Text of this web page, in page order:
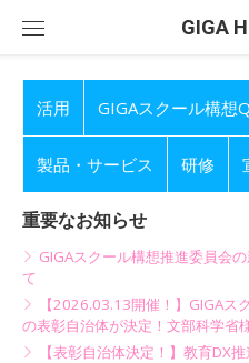
GIGA
活用 GIGAスクール構想
製品・サービス 研修
重要なお知らせ
GIGAスクール構想推進委員会
て
【2026.03.13開催！】GIGAス
の表彰自治体が決定！文部科学省
【表彰自治体決定！】教育DX